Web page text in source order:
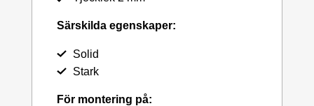
Särskilda egenskaper:
Solid
Stark
För montering på: